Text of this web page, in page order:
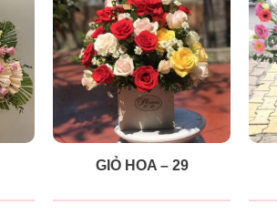
GIỎ HOA – 29